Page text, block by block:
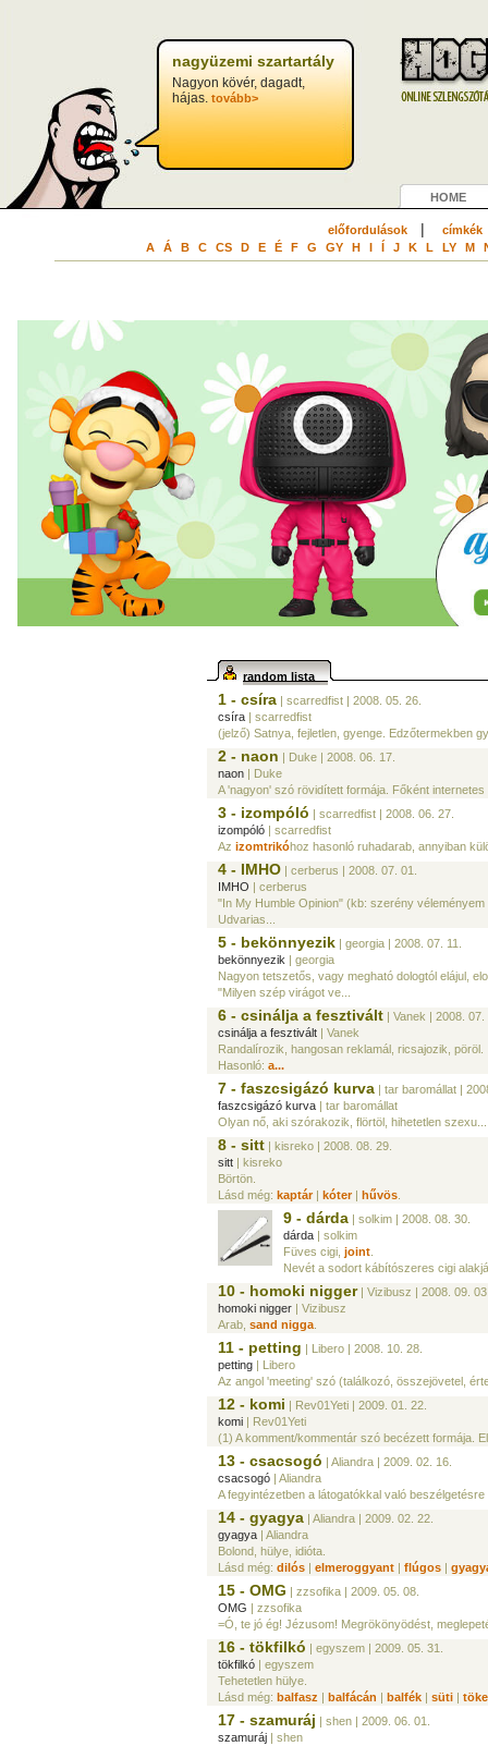
nagyüzemi szartartály
Nagyon kövér, dagadt,
hájas. tovább>
HOME
előfordulások| címkék
A Á B C CS D E É F G GY H I Í J K L LY M
random lista
1 - csíra | scarredfist | 2008. 05. 26.
csíra | scarredfist
(jelző) Satnya, fejletlen, gyenge. Edzőtermekben
2 - naon | Duke | 2008. 06. 17.
naon | Duke
A 'nagyon' szó rövidített formája. Főként
3 - izompóló | scarredfist | 2008. 06. 27.
izompóló | scarredfist
Az izomtrikóhoz hasonló ruhadarab, annyiban
4 - IMHO | cerberus | 2008. 07. 01.
IMHO | cerberus
"In My Humble Opinion" (kb: szerény
Udvarias...
5 - bekönnyezik | georgia | 2008. 07. 11.
bekönnyezik | georgia
Nagyon tetszetős, vagy megható dologtól elájul,
"Milyen szép virágot ve...
6 - csinálja a fesztivált | Vanek | 2008. 07.
csinálja a fesztivált | Vanek
Randalírozik, hangosan reklamál, ricsajozik, pöröl.
Hasonló: a...
7 - faszcsigázó kurva | tar baromállat |
faszcsigázó kurva | tar baromállat
Olyan nő, aki szórakozik, flörtöl, hihetetlen szexu...
8 - sitt | kisreko | 2008. 08. 29.
sitt | kisreko
Börtön.
Lásd még: kaptár| kóter| hűvös
9 - dárda | solkim | 2008. 08. 30.
dárda | solkim
Füves cigi, joint
Nevét a sodort kábítószeres cigi
10 - homoki nigger| Vizibusz | 2008. 09.
homoki nigger | Vizibusz
Arab, sand nigga
11 - petting | Libero | 2008. 10. 28.
petting | Libero
Az angol 'meeting' szó (találkozó, összejövetel,
12 - komi | Rev01Yeti | 2009. 01. 22.
komi | Rev01Yeti
(1) A komment/kommentár szó becézett formája.
13 - csacsogó | Aliandra | 2009. 02. 16.
csacsogó | Aliandra
A fegyintézetben a látogatókkal való
14 - gyagya | Aliandra | 2009. 02. 22.
gyagya | Aliandra
Bolond, hülye, idióta.
Lásd még: dilós | elmeroggyant | flúgos |
15 - OMG | zzsofika | 2009. 05. 08.
OMG | zzsofika
=Ó, te jó ég! Jézusom! Megrökönyödést,
16 - tökfilkó | egyszem | 2009. 05. 31.
tökfilkó | egyszem
Tehetetlen hülye.
Lásd még: balfasz | balfácán | balfék | süti |
17 - szamuráj | shen | 2009. 06. 01.
szamuráj | shen